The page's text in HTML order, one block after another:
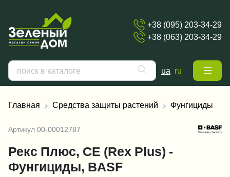
+38 (095) 203-34-29
+38 (063) 203-34-29
ua ru
Главная Средства защиты растений Фунгициды
Артикул 00-00012787
Рекс Плюс, СЕ (Rex Plus) -
Фунгициды, BASF